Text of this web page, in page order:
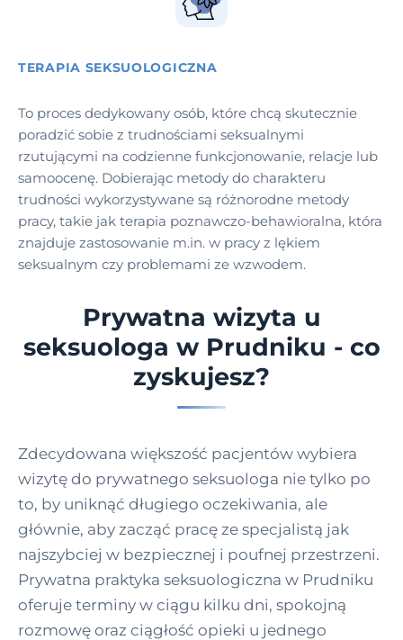
TERAPIA SEKSUOLOGICZNA
To proces dedykowany osób, które chcą skutecznie
poradzić sobie z trudnościami seksualnymi
rzutującymi na codzienne funkcjonowanie, relacje lub
samoocenę. Dobierając metody do charakteru
trudności wykorzystywane są różnorodne metody
pracy, takie jak terapia poznawczo-behawioralna, która
znajduje zastosowanie m.in. w pracy z lękiem
seksualnym czy problemami ze wzwodem.
Prywatna wizyta u
seksuologa w Prudniku - co
zyskujesz?
Zdecydowana większość pacjentów wybiera
wizytę do prywatnego seksuologa nie tylko po
to, by uniknąć długiego oczekiwania, ale
głównie, aby zacząć pracę ze specjalistą jak
najszybciej w bezpiecznej i poufnej przestrzeni.
Prywatna praktyka seksuologiczna w Prudniku
oferuje terminy w ciągu kilku dni, spokojną
rozmowę oraz ciągłość opieki u jednego